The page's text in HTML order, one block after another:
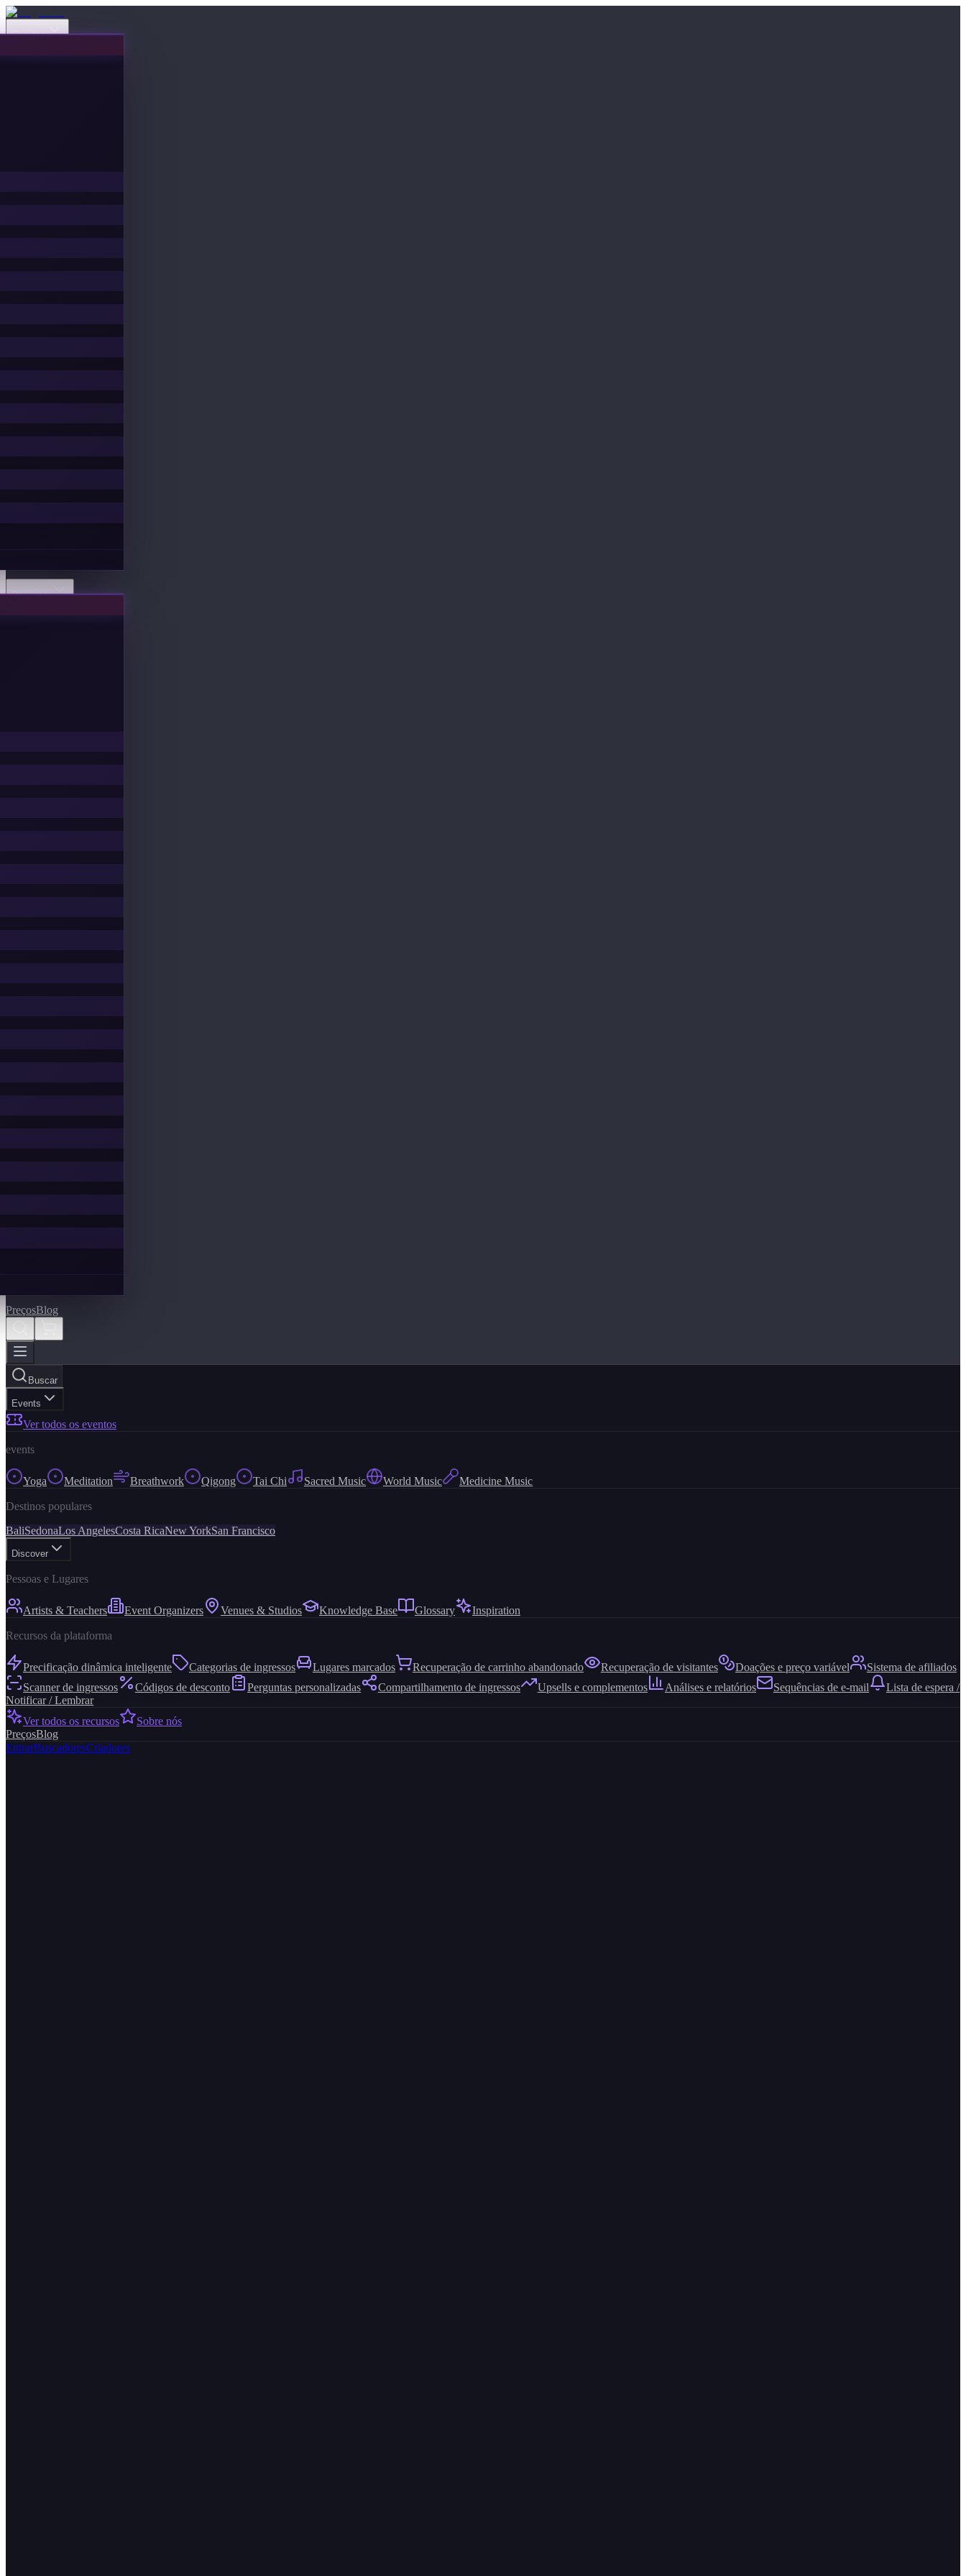
Eventos
Descobrir
PreçosBlog
Buscar
Events
Ver todos os eventos
events
Yoga Meditation Breathwork Qigong Tai Chi Sacred Music World Music Medicine Music
Destinos populares
BaliSedonaLos AngelesCosta RicaNew YorkSan Francisco
Discover
Pessoas e Lugares
Artists & Teachers Event Organizers Venues & Studios Knowledge Base Glossary Inspiration
Recursos da plataforma
Precificação dinâmica inteligente Categorias de ingressos Lugares marcados Recuperação de carrinho abandonado Recuperação de visitantes Doações e preço variável
Sistema de afiliados
Scanner de ingressos
Códigos de desconto Perguntas personalizadas Compartilhamento de ingressos Upsells e complementos Análises e relatórios Sequências de e-mail
Lista de espera /
Notificar / Lembrar
Ver todos os recursos
Sobre nós
PreçosBlog
EntrarBuscadoresCriadores